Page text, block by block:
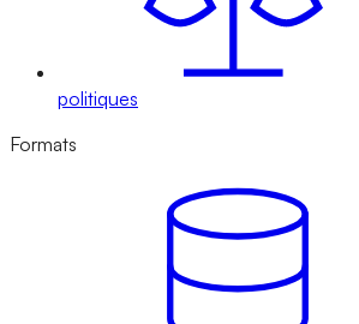
politiques
Formats